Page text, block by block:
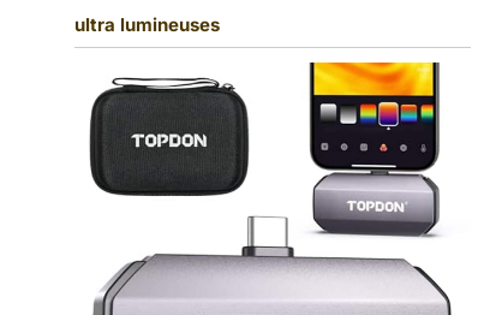
ultra lumineuses